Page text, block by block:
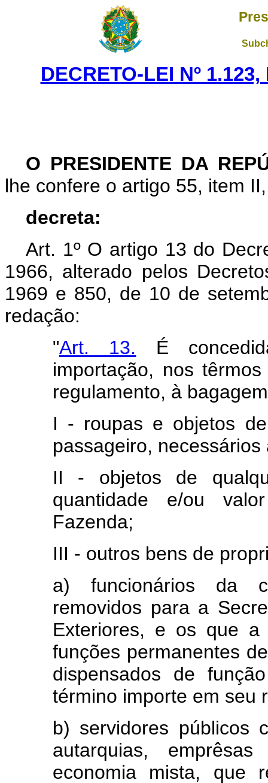
DECRETO-LEI Nº
O PRESIDENTE DA
lhe confere o artigo 55, item
decreta:
Art. 1º O artigo 13 do
1966, alterado pelos
1969 e 850, de 10 de
redação:
"Art. 13. É
importação, nos
regulamento, à
I - roupas e objetos
passageiro,
II - objetos de
quantidade e/ou
Fazenda;
III - outros bens de
a) funcionários da
removidos para a
Exteriores, e os que a
funções permanentes
dispensados de
término importe em seu
b) servidores públicos
autarquias,
economia mista, que